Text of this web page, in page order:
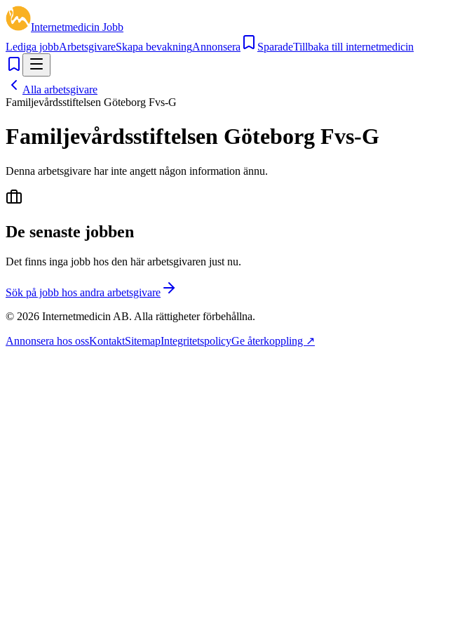
Internetmedicin Jobb
Lediga jobbArbetsgivareSkapa bevakningAnnonsera SparadeTillbaka till internetmedicin
Alla arbetsgivare
Familjevårdsstiftelsen Göteborg Fvs-G
Familjevårdsstiftelsen Göteborg Fvs-G
Denna arbetsgivare har inte angett någon information ännu.
De senaste jobben
Det finns inga jobb hos den här arbetsgivaren just nu.
Sök på jobb hos andra arbetsgivare
© 2026 Internetmedicin AB. Alla rättigheter förbehållna.
Annonsera hos ossKontaktSitemapIntegritetspolicyGe återkoppling ↗